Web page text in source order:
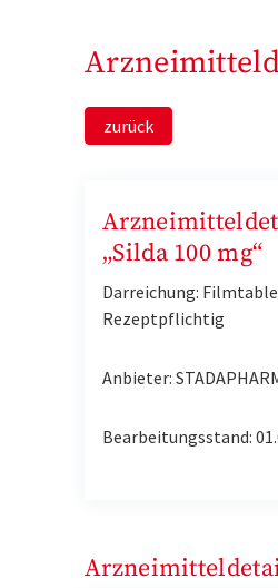
zurück
„Silda 100 mg“
Darreichung:
Rezeptpflichtig
Anbieter:
Bearbeitungsstand: